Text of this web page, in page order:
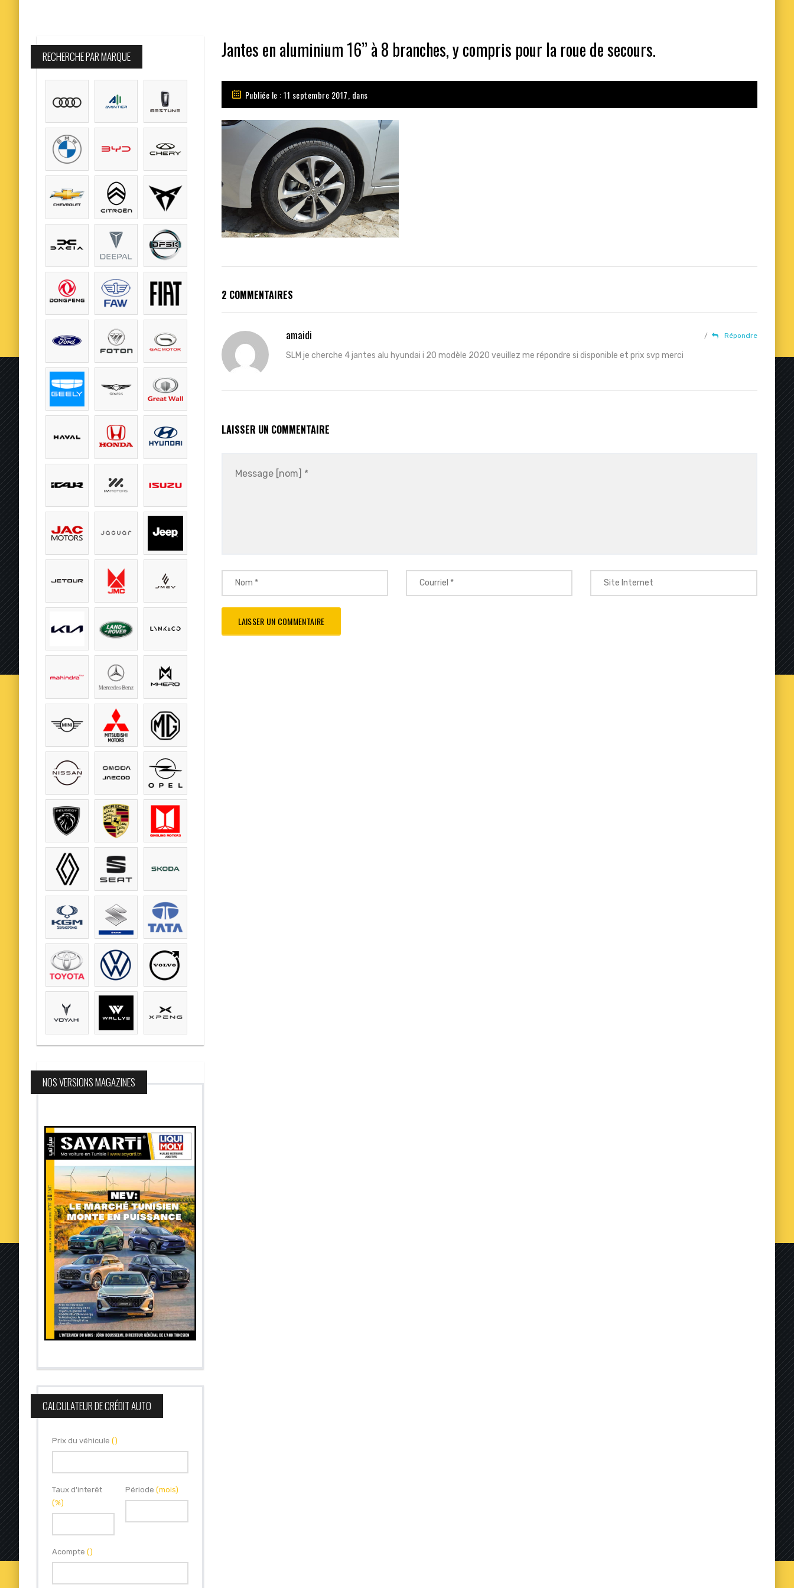
Jantes en aluminium 16’’ à 8 branches, y compris pour la roue de secours.
Publiée le : 11 septembre 2017, dans
2 COMMENTAIRES
amaidi / Répondre
SLM je cherche 4 jantes alu hyundai i 20 modèle 2020 veuillez me répondre si disponible et prix svp merci
LAISSER UN COMMENTAIRE
RECHERCHE PAR MARQUE
NOS VERSIONS MAGAZINES
CALCULATEUR DE CRÉDIT AUTO
Prix du véhicule ()
Taux d'interêt
(%)
Période(mois)
Acompte ()